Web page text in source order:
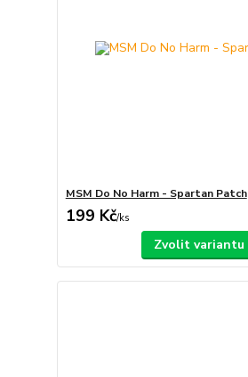
MSM Do No Harm - Spartan Patch
199 Kč/ks
Zvolit variantu